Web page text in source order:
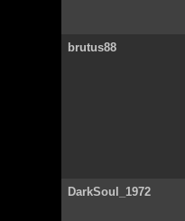
brutus88
DarkSoul_1972